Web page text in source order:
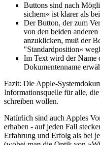
Buttons sind nach
sichern« ist klarer als
Der Button, der zum
von den beiden
anzuklicken, muß der
"Standardposition«
Im Text wird der Name
Dokumentenname
Fazit: Die Apple-
Informationsquelle für alle,
schreiben wollen.
Natürlich sind auch Apples
erhaben - auf jeden Fall
Erfahrung und Erfolg als bei